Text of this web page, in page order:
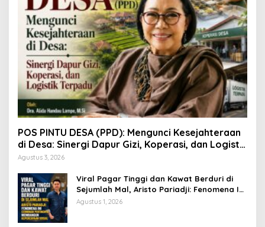
POS PINTU DESA (PPD): Mengunci Kesejahteraan
di Desa: Sinergi Dapur Gizi, Koperasi, dan Logistik
Terpadu
Agustus 3, 2026
Viral Pagar Tinggi dan Kawat Berduri di
Sejumlah Mal, Aristo Pariadji: Fenomena Ini
Cerminan Pentingnya Membangun
Agustus 1, 2026